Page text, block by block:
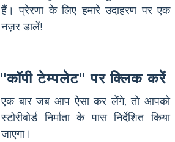
हैं। प्रेरणा के लिए हमारे उदाहरण पर एक
नज़र डालें!
"कॉपी टेम्पलेट" पर क्लिक करें
एक बार जब आप ऐसा कर लेंगे, तो आपको
स्टोरीबोर्ड निर्माता के पास निर्देशित किया
जाएगा।